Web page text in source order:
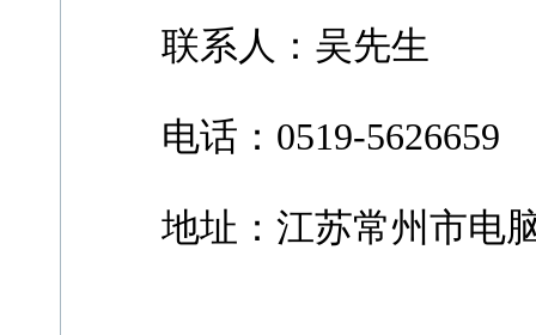
联系人：吴先生
电话：0519-5626659
地址：江苏常州市电脑